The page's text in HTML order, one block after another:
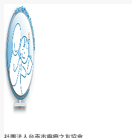
Skip
to
content